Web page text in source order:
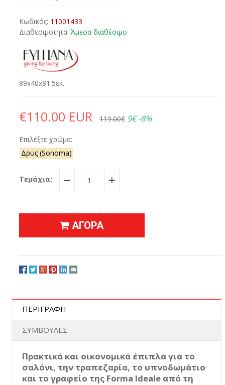
Κωδικός: 11001433
Διαθεσιμότητα: Άμεσα διαθέσιμο
89x40x81.5εκ.
€110.00 EUR 119.00€ 9€ -8%
Επιλέξτε χρώμα:
Δρυς (Sonoma)
Τεμάχια:
− +
ΑΓΟΡΑ
ΠΕΡΙΓΡΑΦΗ
ΣΥΜΒΟΥΛΕΣ
Πρακτικά και οικονομικά έπιπλα για το
σαλόνι, την τραπεζαρία, το υπνοδωμάτιο
και το γραφείο της Forma Ideale από τη